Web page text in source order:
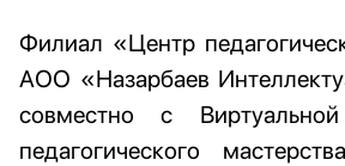
Филиал «Центр
АОО «Назарбаев
совместно с
педагогического